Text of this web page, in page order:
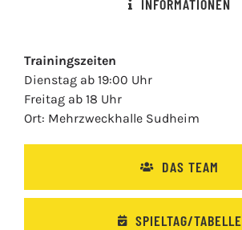
INFORMATIONEN
Trainingszeiten
Dienstag ab 19:00 Uhr
Freitag ab 18 Uhr
Ort: Mehrzweckhalle Sudheim
DAS TEAM
SPIELTAG/TABELLE